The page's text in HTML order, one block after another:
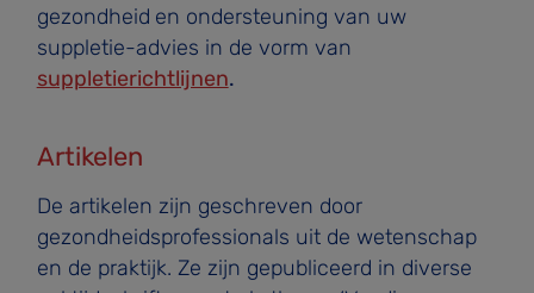
gezondheid en ondersteuning van uw
suppletie-advies in de vorm van
suppletierichtlijnen.
Artikelen
De artikelen zijn geschreven door
gezondheidsprofessionals uit de wetenschap
en de praktijk. Ze zijn gepubliceerd in diverse